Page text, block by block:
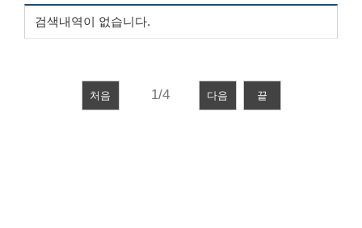
검색내역이 없습니다.
처음 다음 끝